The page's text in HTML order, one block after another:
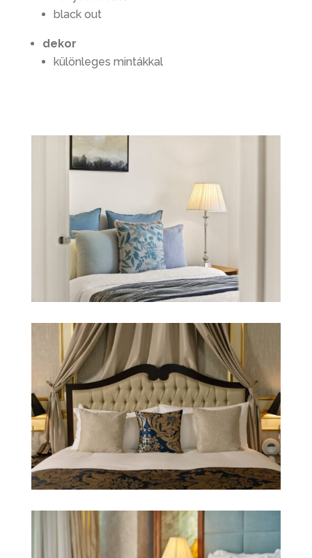
black out
dekor
különleges mintákkal